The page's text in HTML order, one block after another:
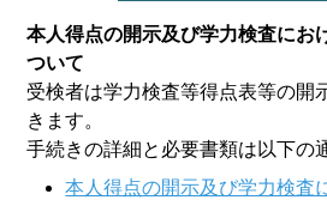
本人得点の開示及び学力検査にお
ついて
受検者は学力検査等得点表等の開
きます。
手続きの詳細と必要書類は以下の
本人得点の開示及び学力検査